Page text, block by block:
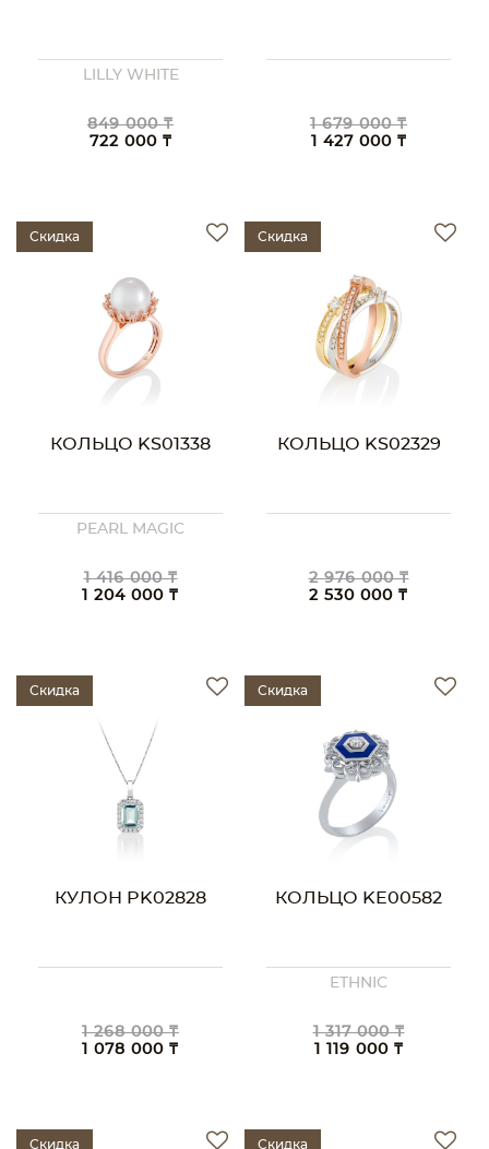
LILLY WHITE
849 000 ₸
722 000 ₸
1 679 000 ₸
1 427 000 ₸
Скидка
КОЛЬЦО KS01338
PEARL MAGIC
1 416 000 ₸
1 204 000 ₸
Скидка
КОЛЬЦО KS02329
2 976 000 ₸
2 530 000 ₸
Скидка
КУЛОН PK02828
1 268 000 ₸
1 078 000 ₸
Скидка
КОЛЬЦО KE00582
ETHNIC
1 317 000 ₸
1 119 000 ₸
Скидка Скидка